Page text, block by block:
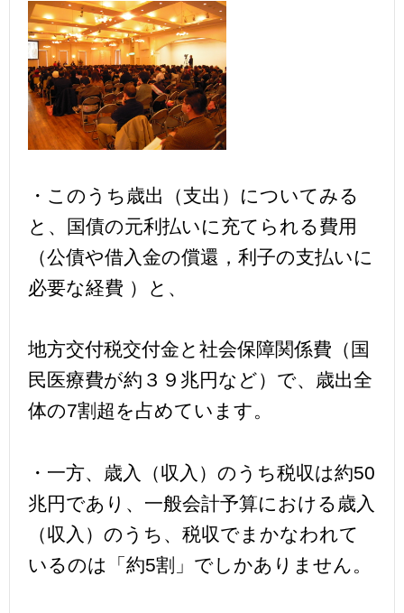
・このうち歳出（支出）についてみる
と、国債の元利払いに充てられる費用
（公債や借入金の償還，利子の支払いに
必要な経費 ）と、
地方交付税交付金と社会保障関係費（国
民医療費が約３９兆円など）で、歳出全
体の7割超を占めています。
・一方、歳入（収入）のうち税収は約50
兆円であり、一般会計予算における歳入
（収入）のうち、税収でまかなわれて
いるのは「約5割」でしかありません。